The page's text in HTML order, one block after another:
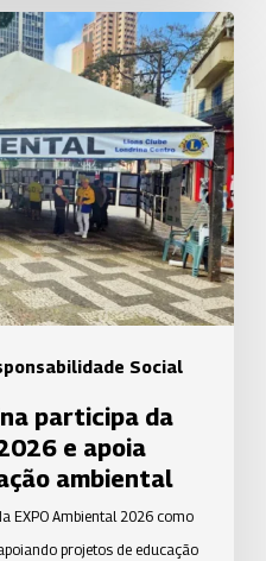
Social
participa da
e apoia
ambiental
EXPO Ambiental 2026 como
projetos de educação